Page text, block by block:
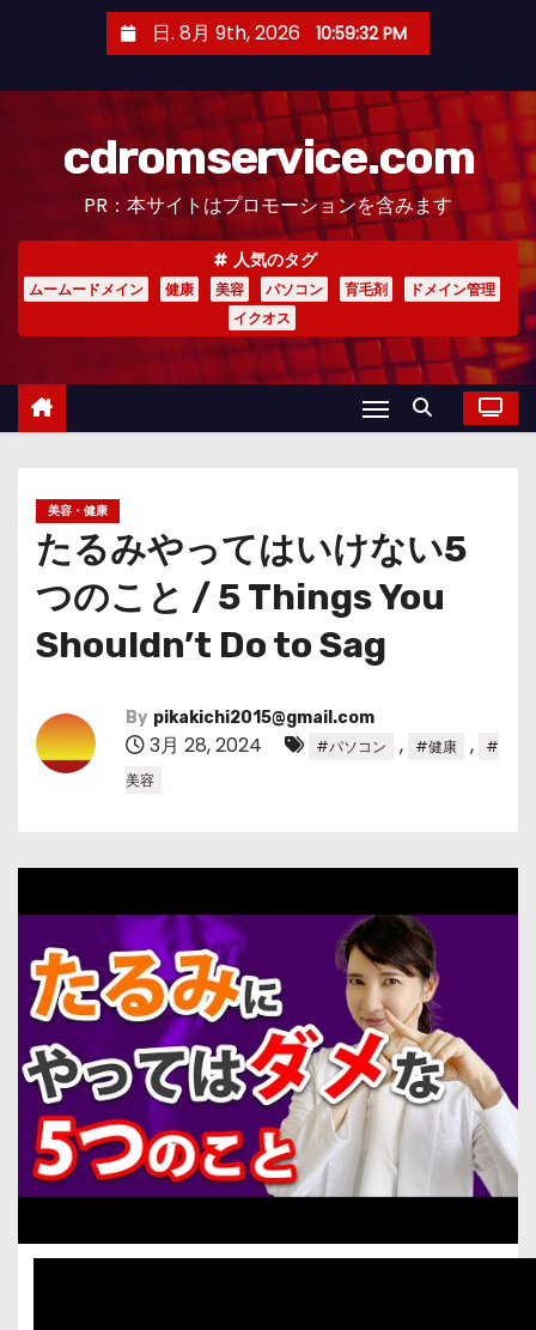
日. 8月 9th, 2026 10:59:33 PM
cdromservice.com
PR：本サイトはプロモーションを含みます
人気のタグ
ムームードメイン 健康 美容 パソコン 育毛剤
ドメイン管理
イクオス
美容・健康
たるみやってはいけない5
つのこと / 5 Things You
Shouldn’t Do to Sag
By pikakichi2015@gmail.com
3月 28, 2024 #パソコン , #健康 ,
#
美容